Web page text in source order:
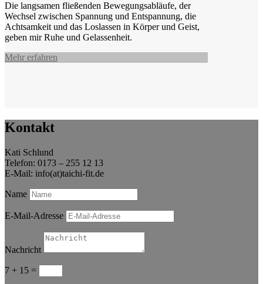
Die langsamen fließenden Bewegungsabläufe, der
Wechsel zwischen Spannung und Entspannung, die
Achtsamkeit und das Loslassen in Körper und Geist,
geben mir Ruhe und Gelassenheit.
Mehr erfahren
Kontakt
Kati Schlund
Telefon: 0173 – 255 12 13
E-Mail: info(at)taichi-fit.de
Name
E-Mail-Adresse
Nachricht
7 + 15 =